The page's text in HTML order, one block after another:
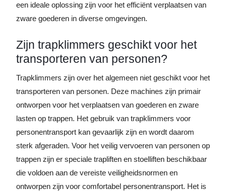
een ideale oplossing zijn voor het efficiënt verplaatsen van
zware goederen in diverse omgevingen.
Zijn trapklimmers geschikt voor het
transporteren van personen?
Trapklimmers zijn over het algemeen niet geschikt voor het
transporteren van personen. Deze machines zijn primair
ontworpen voor het verplaatsen van goederen en zware
lasten op trappen. Het gebruik van trapklimmers voor
personentransport kan gevaarlijk zijn en wordt daarom
sterk afgeraden. Voor het veilig vervoeren van personen op
trappen zijn er speciale trapliften en stoelliften beschikbaar
die voldoen aan de vereiste veiligheidsnormen en
ontworpen zijn voor comfortabel personentransport. Het is